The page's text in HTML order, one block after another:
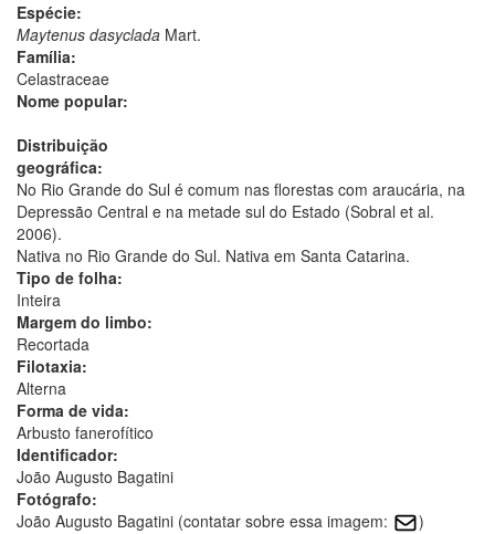
Espécie:
Maytenus dasyclada Mart.
Família:
Celastraceae
Nome popular:
Distribuição
geográfica:
No Rio Grande do Sul é comum nas florestas com araucária, na
Depressão Central e na metade sul do Estado (Sobral et al.
2006).
Nativa no Rio Grande do Sul. Nativa em Santa Catarina.
Tipo de folha:
Inteira
Margem do limbo:
Recortada
Filotaxia:
Alterna
Forma de vida:
Arbusto fanerofítico
Identificador:
João Augusto Bagatini
Fotógrafo:
João Augusto Bagatini (contatar sobre essa imagem:
)